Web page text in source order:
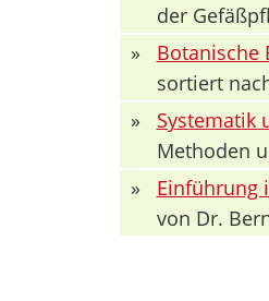
der
»
Botanische
sortiert
»
Systematik
Methoden
»
Einführung
von Dr.